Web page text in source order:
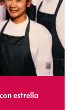
estrella